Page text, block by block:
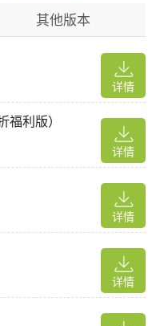
尽情投入策略博弈;
其他版本
详情
详情
福利版）
详情
详情